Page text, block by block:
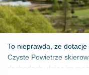
To nieprawda, że
Czyste Powietrze
dochodach, dając im